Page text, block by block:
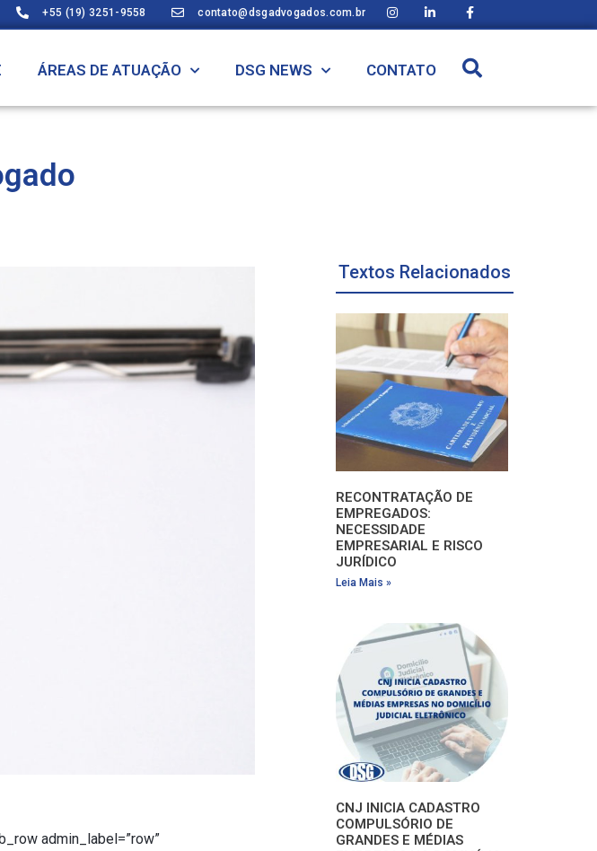
+55 (19) 3251-9558 contato@dsgadvogados.com.br
ÁREAS DE ATUAÇÃO DSG NEWS CONTATO
admin_label=”row”
Textos Relacionados
RECONTRATAÇÃO DE
EMPREGADOS:
NECESSIDADE
EMPRESARIAL E RISCO
JURÍDICO
Leia Mais »
CNJ INICIA CADASTRO
COMPULSÓRIO DE
GRANDES E MÉDIAS